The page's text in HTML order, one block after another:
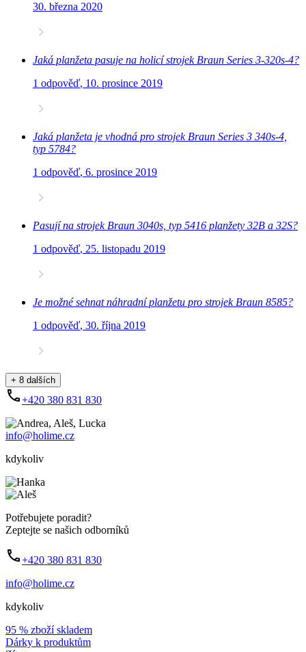
30. března 2020
Jaká planžeta pasuje na holicí strojek Braun Series 3-320s-4?
1 odpověď, 10. prosince 2019
Jaká planžeta je vhodná pro strojek Braun Series 3 340s-4,
typ 5784?
1 odpověď, 6. prosince 2019
Pasují na strojek Braun 3040s, typ 5416 planžety 32B a 32S?
1 odpověď, 25. listopadu 2019
Je možné sehnat náhradní planžetu pro strojek Braun 8585?
1 odpověď, 30. října 2019
+ 8 dalších
+420 380 831 830
info@holime.cz
kdykoliv
Potřebujete poradit?
Zeptejte se našich odborníků
+420 380 831 830
info@holime.cz
kdykoliv
95 % zboží skladem
Dárky k produktům